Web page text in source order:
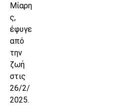
Μίαρη
ς,
έφυγε
από
την
ζωή
στις
26/2/
2025.